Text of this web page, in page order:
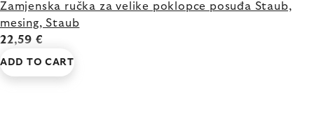
Zamjenska ručka za velike poklopce posuđa Staub,
mesing, Staub
22,59 €
ADD TO CART